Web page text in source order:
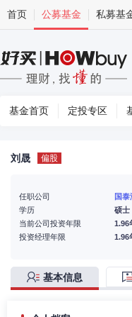
首页 公募基金 私募基
基金首页 定投专区
刘晟 偏股
任职公司
国泰
学历
硕士
当前公司投资年限
1.96
投资经理年限
1.96
基本信息